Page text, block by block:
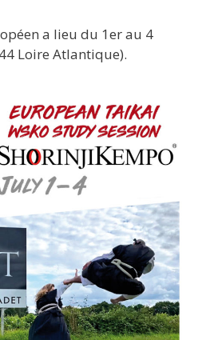
a lieu du 1er au 4
Loire Atlantique).